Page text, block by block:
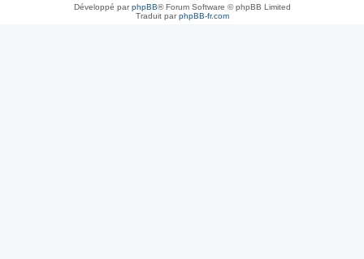
Développé parphpBB® Forum Software © phpBB Limited
Traduit parphpBB-fr.com